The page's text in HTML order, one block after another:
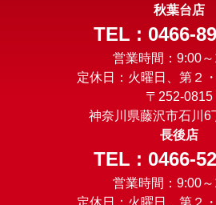
秋葉台店
TEL : 0466-
営業時間：9:00
定休日：火曜日、第２
〒252-0815
神奈川県藤沢市石川6
長後店
TEL : 0466-
営業時間：9:00